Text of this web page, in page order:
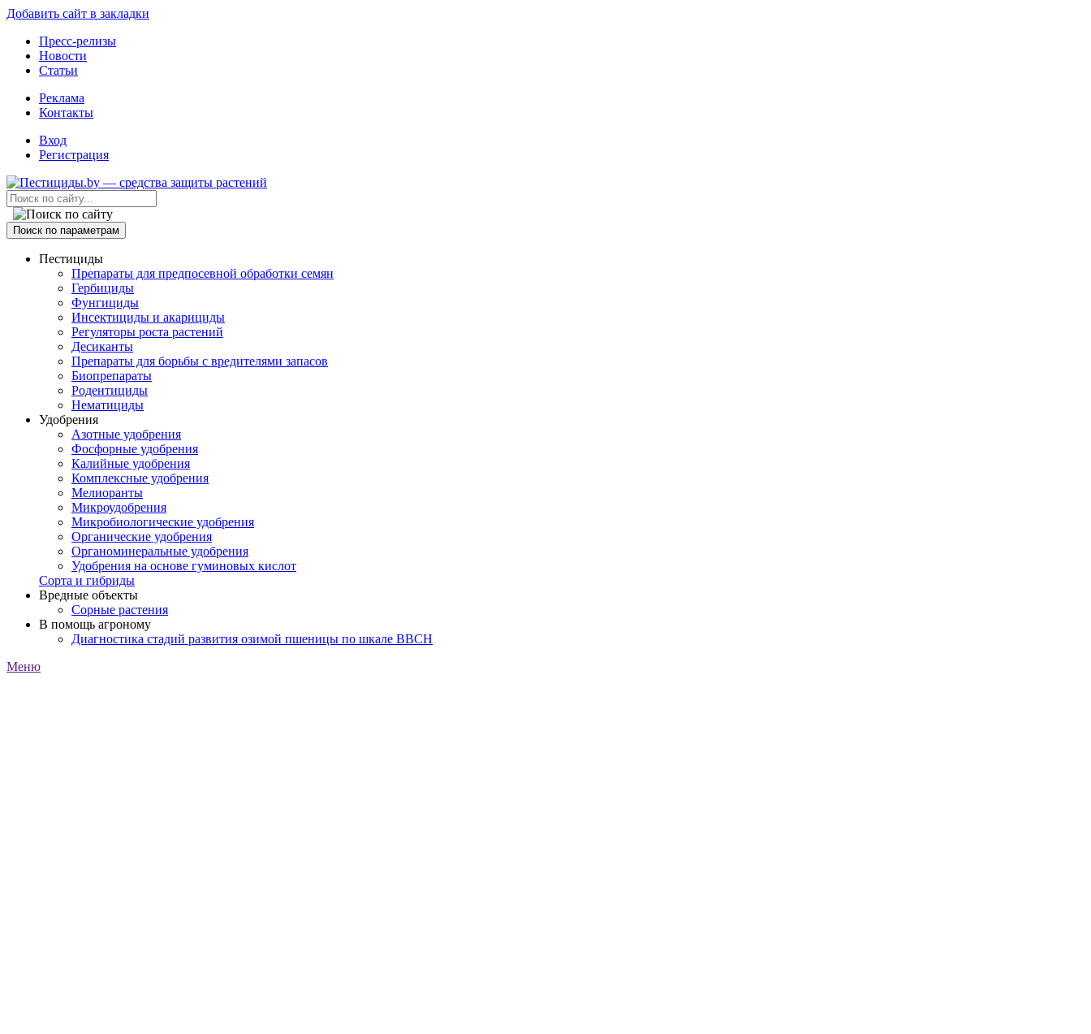
Добавить сайт в закладки
Пресс-релизы
Новости
Статьи
Реклама
Контакты
Вход
Регистрация
Поиск по параметрам
Пестициды
Препараты для предпосевной обработки семян
Гербициды
Фунгициды
Инсектициды и акарициды
Регуляторы роста растений
Десиканты
Препараты для борьбы с вредителями запасов
Биопрепараты
Родентициды
Нематициды
Удобрения
Азотные удобрения
Фосфорные удобрения
Калийные удобрения
Комплексные удобрения
Мелиоранты
Микроудобрения
Микробиологические удобрения
Органические удобрения
Органоминеральные удобрения
Удобрения на основе гуминовых кислот
Сорта и гибриды
Вредные объекты
Сорные растения
В помощь агроному
Диагностика стадий развития озимой пшеницы по шкале ВВСН
Меню